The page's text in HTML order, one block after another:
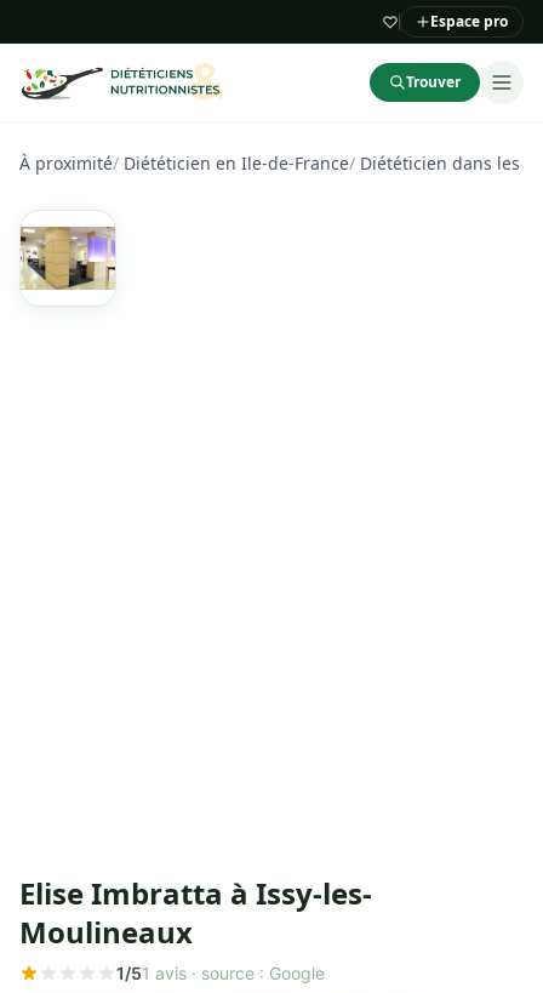
Espace pro
Trouver
À proximité/ Diététicien en Ile-de-France/ Diététicien dans les
Elise Imbratta à Issy-les-
Moulineaux
1/51 avis · source : Google